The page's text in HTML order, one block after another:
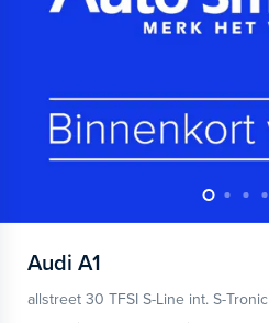
Audi A1
allstreet 30 TFSI S-Line int. S-Tronic